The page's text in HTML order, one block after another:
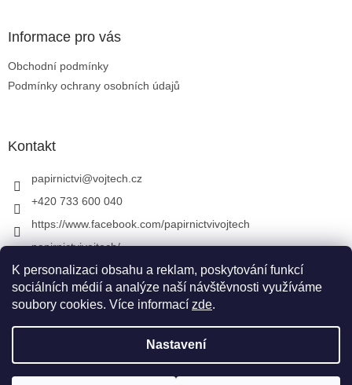
K personalizaci obsahu a reklam, poskytování funkcí
sociálních médií a analýze naší návštěvnosti využíváme
soubory cookies. Více informací zde.
Nastavení
Informace pro vás
Obchodní podmínky
Podmínky ochrany osobních údajů
Kontakt
papirnictvi@vojtech.cz
+420 733 600 040
https://www.facebook.com/papirnictvivojtech
papirnictvivojtech/
+420 733 600 040
Vytvořil Shoptet&
Papírnictví VojTech